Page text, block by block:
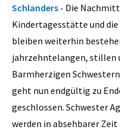
Schlanders - Die
Kindertagesstätte und
bleiben weiterhin
jahrzehntelangen, stillen
Barmherzigen
geht nun endgültig zu
geschlossen. Schwester
werden in absehbarer Zeit